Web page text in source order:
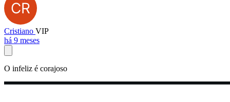
Cristiano VIP
há 9 meses
O infeliz é corajoso